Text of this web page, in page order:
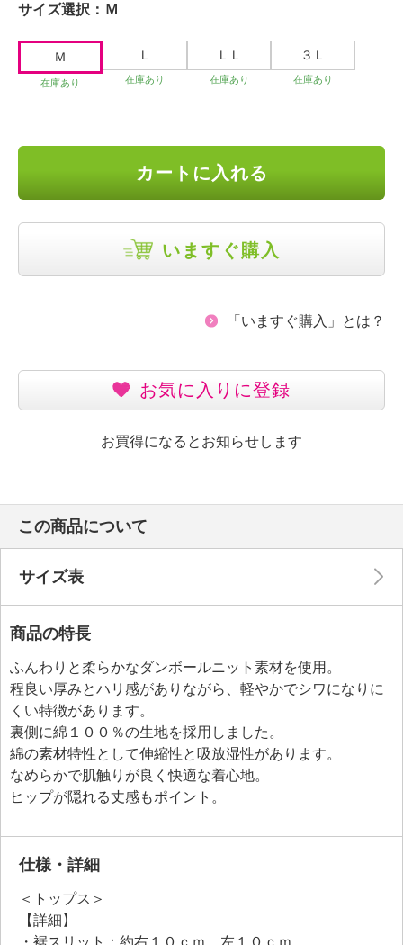
サイズ選択： Ｍ
Ｍ
在庫あり
Ｌ
在庫あり
ＬＬ
在庫あり
３Ｌ
在庫あり
カートに入れる
いますぐ購入
「いますぐ購入」とは？
お気に入りに登録
お買得になるとお知らせします
この商品について
サイズ表
商品の特長
ふんわりと柔らかなダンボールニット素材を使用。
程良い厚みとハリ感がありながら、軽やかでシワになりに
くい特徴があります。
裏側に綿１００％の生地を採用しました。
綿の素材特性として伸縮性と吸放湿性があります。
なめらかで肌触りが良く快適な着心地。
ヒップが隠れる丈感もポイント。
仕様・詳細
＜トップス＞
【詳細】
・裾スリット：約右１０ｃｍ、左１０ｃｍ